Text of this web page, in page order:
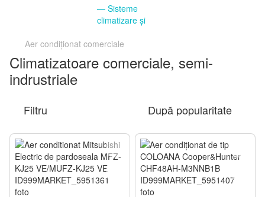
Aer condiționat comerciale
Climatizatoare comerciale, semi-
indrustriale
Filtru După popularitate